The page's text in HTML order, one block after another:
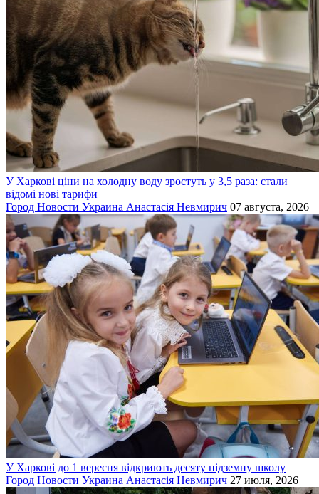
У Харкові ціни на холодну воду зростуть у 3,5 раза: стали
відомі нові тарифи
Город Новости Украина Анастасія Невмирич 07 августа, 2026
У Харкові до 1 вересня відкриють десяту підземну школу
Город Новости Украина Анастасія Невмирич 27 июля, 2026